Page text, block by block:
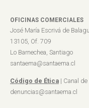
OFICINAS COMERCIALES
José María Escrivá de
13105, Of. 709
Lo Barnechea, Santiago
santaema@santaema.cl
Código de Ética | Canal
denuncias@santaema.cl